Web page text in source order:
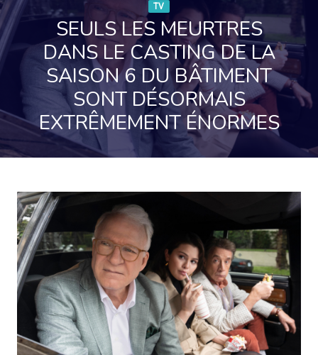
TV
SEULS LES MEURTRES
DANS LE CASTING DE LA
SAISON 6 DU BÂTIMENT
SONT DÉSORMAIS
EXTRÊMEMENT ÉNORMES